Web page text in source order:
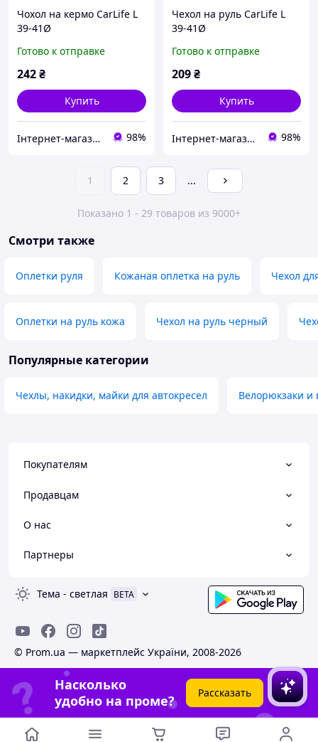
Чохол на кермо CarLife L
39-41Ø
Готово к отправке
242₴
Купить
Інтернет-магазин "Запчастини до авто і не тільки" 98%
Чехол на руль CarLife L
39-41Ø
Готово к отправке
209₴
Купить
Інтернет-магазин "Запчастини до авто і не тільки" 98%
1 2 3 ...
Показано 1 - 29 товаров из 9000+
Смотри также
Оплетки руля Кожаная оплетка на руль Чехол
Оплетки на руль кожа Чехол на руль черный
Популярные категории
Чехлы, накидки, майки для автокресел Велорюкзаки и
Покупателям
Продавцам
О нас
Партнеры
Тема - светлая BETA
© Prom.ua — маркетплейс України, 2008-2026
Насколько
удобно на проме?
Рассказать